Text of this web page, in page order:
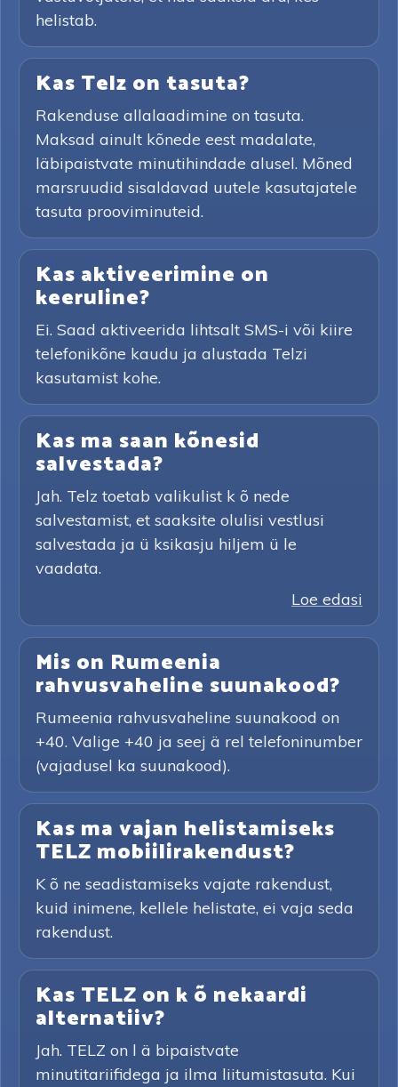
helistab.
Kas Telz on tasuta?
Rakenduse allalaadimine on tasuta.
Maksad ainult kõnede eest madalate,
läbipaistvate minutihindade alusel. Mõned
marsruudid sisaldavad uutele kasutajatele
tasuta prooviminuteid.
Kas aktiveerimine on
keeruline?
Ei. Saad aktiveerida lihtsalt SMS-i või kiire
telefonikõne kaudu ja alustada Telzi
kasutamist kohe.
Kas ma saan kõnesid
salvestada?
Jah. Telz toetab valikulist k õ nede
salvestamist, et saaksite olulisi vestlusi
salvestada ja ü ksikasju hiljem ü le
vaadata.
Loe edasi
Mis on Rumeenia
rahvusvaheline suunakood?
Rumeenia rahvusvaheline suunakood on
+40. Valige +40 ja seej ä rel telefoninumber
(vajadusel ka suunakood).
Kas ma vajan helistamiseks
TELZ mobiilirakendust?
K õ ne seadistamiseks vajate rakendust,
kuid inimene, kellele helistate, ei vaja seda
rakendust.
Kas TELZ on k õ nekaardi
alternatiiv?
Jah. TELZ on l ä bipaistvate
minutitariifidega ja ilma liitumistasuta. Kui